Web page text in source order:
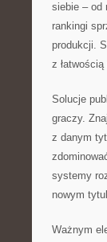
siebie – od
rankingi
produkcji.
z
Solucje
graczy.
z danym
systemy
nowym
Ważnym